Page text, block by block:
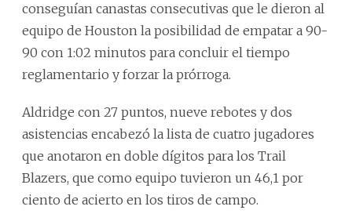
conseguían canastas consecutivas que le dieron al
equipo de Houston la posibilidad de empatar a 90-
90 con 1:02 minutos para concluir el tiempo
reglamentario y forzar la prórroga.
Aldridge con 27 puntos, nueve rebotes y dos
asistencias encabezó la lista de cuatro jugadores
que anotaron en doble dígitos para los Trail
Blazers, que como equipo tuvieron un 46,1 por
ciento de acierto en los tiros de campo.